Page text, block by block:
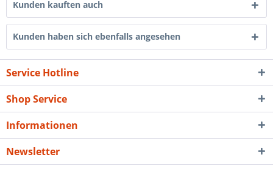
Kunden kauften auch
Kunden haben sich ebenfalls angesehen
Service Hotline
Shop Service
Informationen
Newsletter